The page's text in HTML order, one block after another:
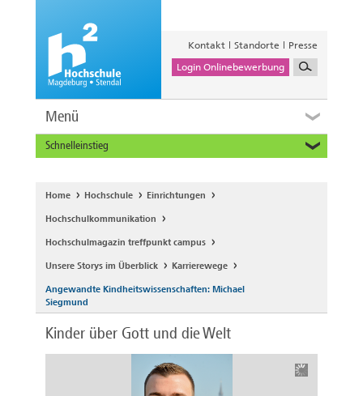
Kontakt Standorte
Presse
Login Onlinebewerbung
Menü
Schnelleinstieg
Alumni
Unternehmen und Institutionen
Home Hochschule Einrichtungen
Hochschulkommunikation
Hochschulmagazin treffpunkt campus
Unsere Storys im Überblick Karrierewege
Angewandte Kindheitswissenschaften: Michael
Siegmund
Kinder über Gott und die Welt